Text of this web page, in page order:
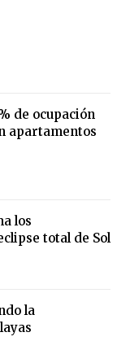
de ocupación
apartamentos
los
total de Sol
la